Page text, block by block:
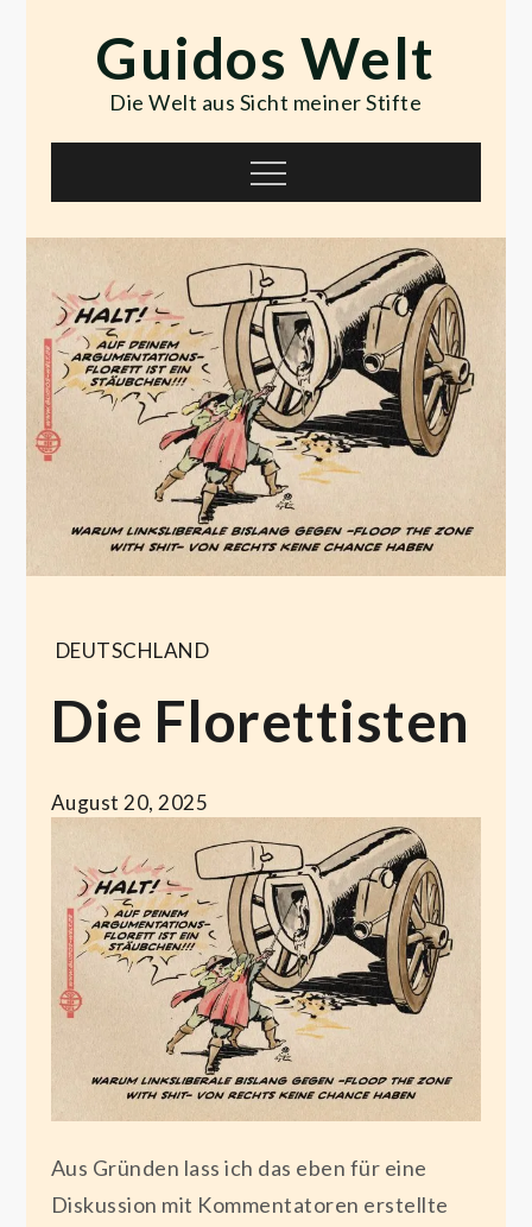
contentGuidos Welt
Die Welt aus Sicht meiner Stifte
Menu
DEUTSCHLAND
Die Florettisten
August 20, 2025
Aus Gründen lass ich das eben für eine
Diskussion mit Kommentatoren erstellte